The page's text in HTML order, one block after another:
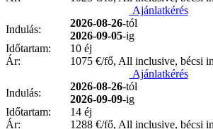
Ajánlatkérés
Indulás:
2026-08-26-tól
2026-09-05-ig
Időtartam:
10 éj
Ár:
1075 €/fő, All inclusive, bécsi
Ajánlatkérés
Indulás:
2026-08-26-tól
2026-09-09-ig
Időtartam:
14 éj
Ár:
1288 €/fő, All inclusive, bécsi